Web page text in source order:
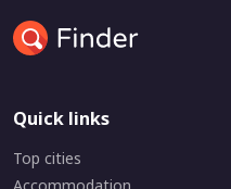
Quick links
Top cities